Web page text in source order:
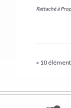
Rattaché à
« 10